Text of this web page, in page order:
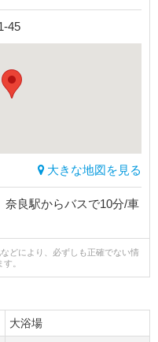
45
大きな地図を見る
奈良駅からバスで10分/車
どにより、必ずしも正確でない情
。
大浴場